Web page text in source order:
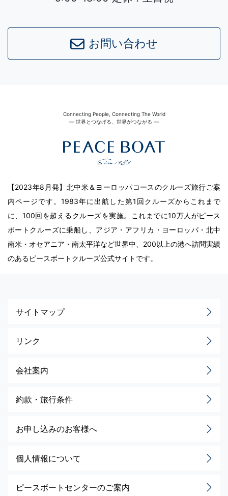
お問い合わせ
Connecting People, Connecting The World
― 世界とつなげる、世界がつながる ―
【2023年8月発】北中米＆ヨーロッパコースのクルーズ旅行ご案
内ページです。1983年に出航した第1回クルーズからこれまで
に、100回を超えるクルーズを実施。これまでに10万人がピース
ボートクルーズに乗船し、アジア・アフリカ・ヨーロッパ・北中
南米・オセアニア・南太平洋など世界中、200以上の港へ訪問実績
のあるピースボートクルーズ公式サイトです。
サイトマップ
リンク
会社案内
約款・旅行条件
お申し込みのお客様へ
個人情報について
ピースボートセンターのご案内